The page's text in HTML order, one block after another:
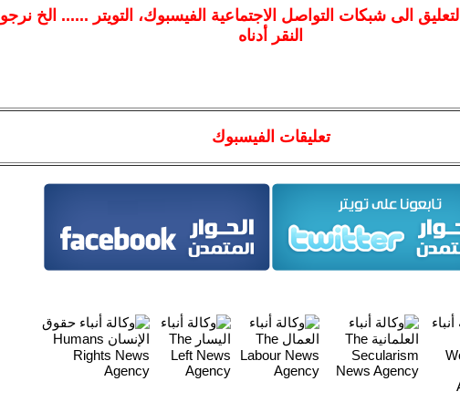
التعليق الى شبكات التواصل الاجتماعية الفيسبوك، التويتر ...... الخ نرجو
النقر أدناه
تعليقات الفيسبوك